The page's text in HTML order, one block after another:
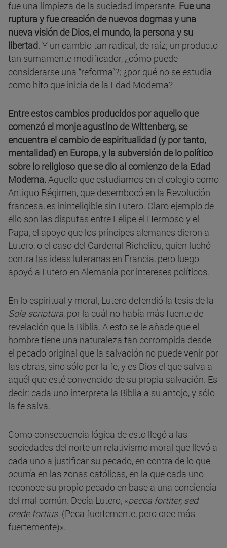
fue una limpieza de la suciedad imperante. Fue una
ruptura y fue creación de nuevos dogmas y una
nueva visión de Dios, el mundo, la persona y su
libertad. Y un cambio tan radical, de raíz; un producto
tan sumamente modificador, ¿cómo puede
considerarse una “reforma”?; ¿por qué no se estudia
como hito que inicia de la Edad Moderna?
Entre estos cambios producidos por aquello que
comenzó el monje agustino de Wittenberg, se
encuentra el cambio de espiritualidad (y por tanto,
mentalidad) en Europa, y la subversión de lo político
sobre lo religioso que se dio al comienzo de la Edad
Moderna. Aquello que estudiamos en el colegio como
Antiguo Régimen, que desembocó en la Revolución
francesa, es ininteligible sin Lutero. Claro ejemplo de
ello son las disputas entre Felipe el Hermoso y el
Papa, el apoyo que los príncipes alemanes dieron a
Lutero, o el caso del Cardenal Richelieu, quien luchó
contra las ideas luteranas en Francia, pero luego
apoyó a Lutero en Alemania por intereses políticos.
En lo espiritual y moral, Lutero defendió la tesis de la
Sola scriptura, por la cuál no había más fuente de
revelación que la Biblia. A esto se le añade que el
hombre tiene una naturaleza tan corrompida desde
el pecado original que la salvación no puede venir por
las obras, sino sólo por la fe, y es Dios el que salva a
aquél que esté convencido de su propia salvación. Es
decir: cada uno interpreta la Biblia a su antojo, y sólo
la fe salva.
Como consecuencia lógica de esto llegó a las
sociedades del norte un relativismo moral que llevó a
cada uno a justificar su pecado, en contra de lo que
ocurría en las zonas católicas, en la que cada uno
reconoce su propio pecado en base a una conciencia
del mal común. Decía Lutero, «pecca fortiter, sed
crede fortius. (Peca fuertemente, pero cree más
fuertemente)».